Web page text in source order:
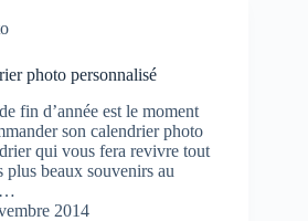
photo personnalisé
fin d’année est le moment
son calendrier photo
qui vous fera revivre tout
plus beaux souvenirs au
2014